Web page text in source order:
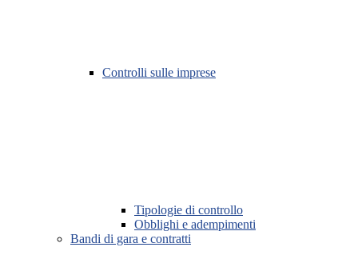
Controlli sulle imprese
Tipologie di controllo
Obblighi e adempimenti
Bandi di gara e contratti